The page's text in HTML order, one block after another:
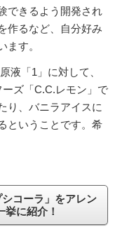
できるよう開発され
作るなど、自分好み
ます。
液「1」に対して、
ズ「C.C.レモン」で
り、バニラアイスに
ということです。希
コーラ」をアレン
に紹介！